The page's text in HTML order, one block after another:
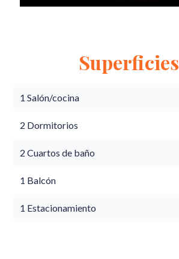
Superficies
1 Salón/cocina
2 Dormitorios
2 Cuartos de baño
1 Balcón
1 Estacionamiento